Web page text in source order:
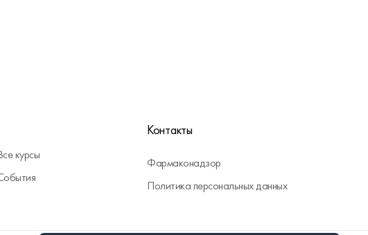
курсы
Контакты
Фармаконадзор
Политика персональных данных